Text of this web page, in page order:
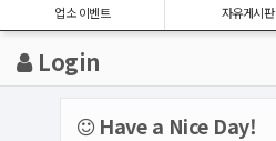
업소 이벤트 자유게시판
Login
Have a Nice Day!